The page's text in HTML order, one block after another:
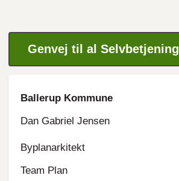
Genvej til al Selvbetjening
Ballerup Kommune
Dan Gabriel Jensen
Byplanarkitekt
Team Plan